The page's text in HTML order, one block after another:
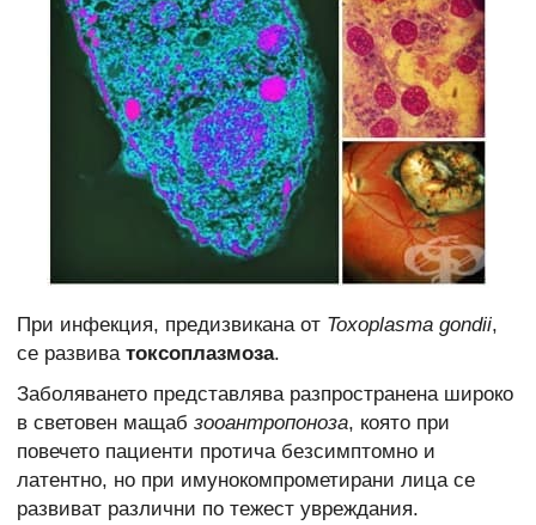
При инфекция, предизвикана от Toxoplasma gondii,
се развива токсоплазмоза.
Заболяването представлява разпространена широко
в световен мащаб зооантропоноза, която при
повечето пациенти протича безсимптомно и
латентно, но при имунокомпрометирани лица се
развиват различни по тежест увреждания.